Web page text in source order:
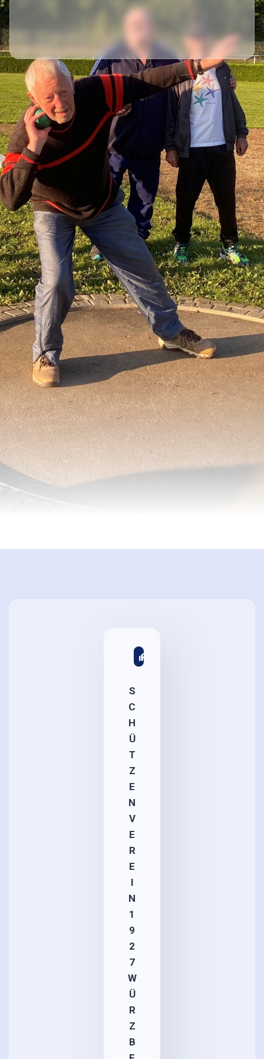
S
C
H
Ü
T
Z
E
N
V
E
R
E
I
N
1
9
2
7
W
Ü
R
Z
B